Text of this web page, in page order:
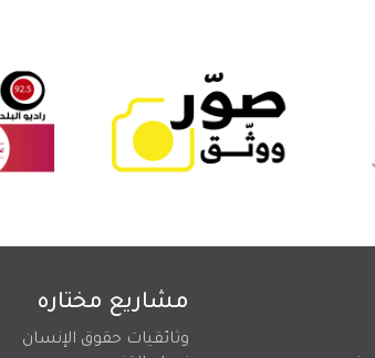
مشاريع مختاره
وثائقيات حقوق الإنسان